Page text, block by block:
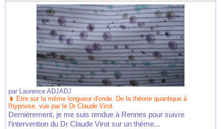
par Laurence ADJADJ
Etre sur la même longueur d'onde. De la théorie quantique à
l'hypnose, vue par le Dr Claude Virot
Dernièrement, je me suis rendue à Rennes pour suivre
l’intervention du Dr Claude Virot sur un thème...